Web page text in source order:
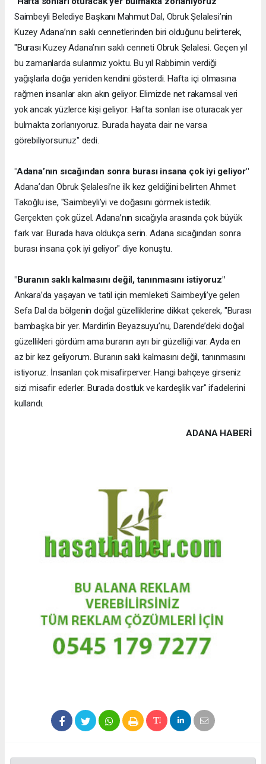
Saimbeyli Belediye Başkanı Mahmut Dal, Obruk Şelalesi’nin
Kuzey Adana’nın saklı cennetlerinden biri olduğunu belirterek,
"Burası Kuzey Adana’nın saklı cenneti Obruk Şelalesi. Geçen yıl
bu zamanlarda sularımız yoktu. Bu yıl Rabbimin verdiği
yağışlarla doğa yeniden kendini gösterdi. Hafta içi olmasına
rağmen insanlar akın akın geliyor. Elimizde net rakamsal veri
yok ancak yüzlerce kişi geliyor. Hafta sonları ise oturacak yer
bulmakta zorlanıyoruz. Burada hayata dair ne varsa
görebiliyorsunuz" dedi.
"Adana’nın sıcağından sonra burası insana çok iyi geliyor"
Adana’dan Obruk Şelalesi’ne ilk kez geldiğini belirten Ahmet
Takoğlu ise, "Saimbeyli’yi ve doğasını görmek istedik.
Gerçekten çok güzel. Adana’nın sıcağıyla arasında çok büyük
fark var. Burada hava oldukça serin. Adana sıcağından sonra
burası insana çok iyi geliyor" diye konuştu.
"Buranın saklı kalmasını değil, tanınmasını istiyoruz"
Ankara’da yaşayan ve tatil için memleketi Saimbeyli’ye gelen
Sefa Dal da bölgenin doğal güzelliklerine dikkat çekerek, "Burası
bambaşka bir yer. Mardin’in Beyazsuyu’nu, Darende’deki doğal
güzellikleri gördüm ama buranın ayrı bir güzelliği var. Ayda en
az bir kez geliyorum. Buranın saklı kalmasını değil, tanınmasını
istiyoruz. İnsanları çok misafirperver. Hangi bahçeye girseniz
sizi misafir ederler. Burada dostluk ve kardeşlik var" ifadelerini
kullandı.
ADANA HABERİ